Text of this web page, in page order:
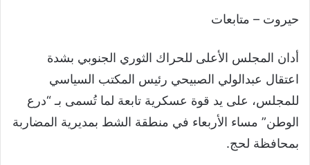
حيروت – متابعات
أدان المجلس الأعلى للحراك الثوري الجنوبي بشدة
اعتقال عبدالولي الصبيحي رئيس المكتب السياسي
للمجلس، على يد قوة عسكرية تابعة لما تُسمى بـ “درع
الوطن” مساء الأربعاء في منطقة الشط بمديرية المضاربة
بمحافظة لحج.